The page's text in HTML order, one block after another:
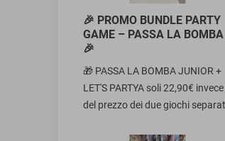
🎉 PROMO BUNDLE PARTY
GAME – PASSA LA BOMBA
🎉
🎁 PASSA LA BOMBA JUNIOR +
LET'S PARTYA soli 22,90€ invece
del prezzo dei due giochi